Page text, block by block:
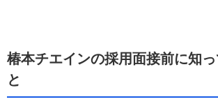
椿本チエインの採用面接前に知
と